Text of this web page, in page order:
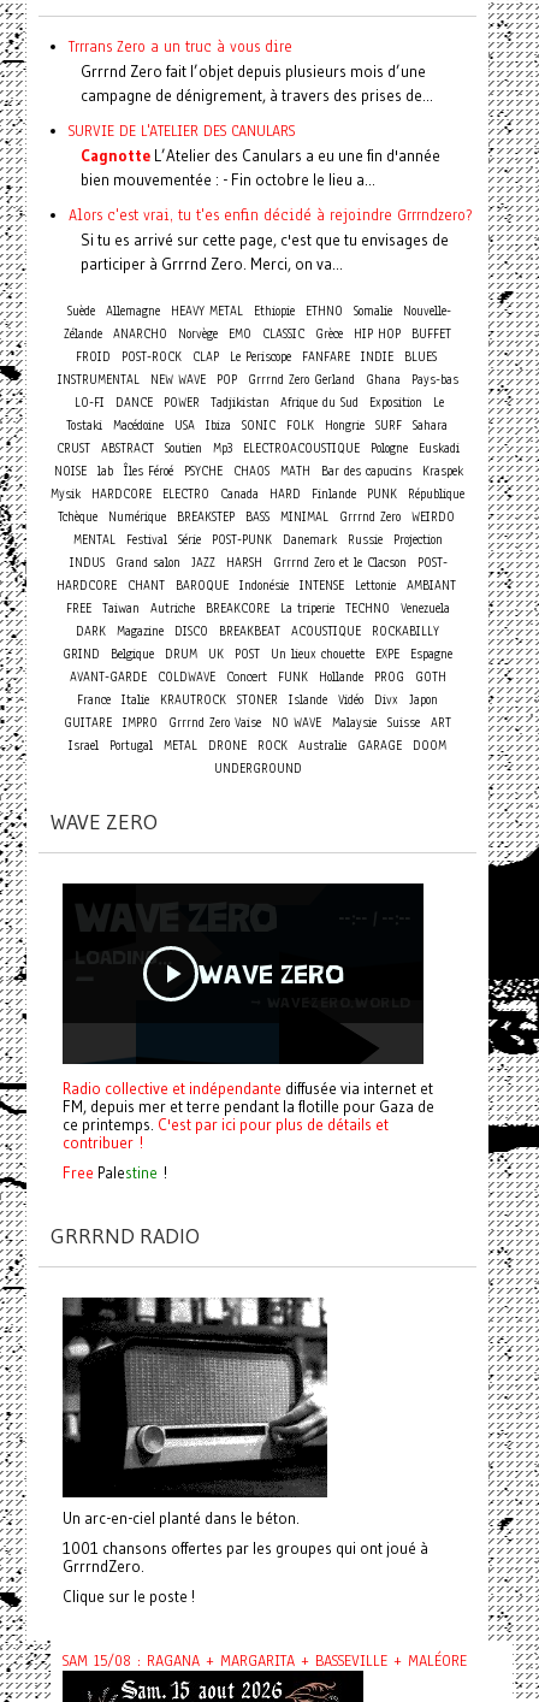
Trrrans Zero a un truc à vous dire
Grrrnd Zero fait l’objet depuis plusieurs mois d’une
campagne de dénigrement, à travers des prises de...
SURVIE DE L'ATELIER DES CANULARS
CagnotteL’Atelier des Canulars a eu une fin d'année
bien mouvementée : - Fin octobre le lieu a...
Alors c'est vrai, tu t'es enfin décidé à rejoindre Grrrndzero?
Si tu es arrivé sur cette page, c'est que tu envisages de
participer à Grrrnd Zero. Merci, on va...
Suède Allemagne HEAVY METAL Ethiopie ETHNO Somalie
Nouvelle-
Zélande ANARCHO Norvège EMO CLASSIC Grèce HIP HOP
BUFFET
FROID
POST-ROCK CLAP Le Periscope FANFARE INDIE
BLUES
INSTRUMENTAL
NEW WAVE POP Grrrnd Zero Gerland Ghana
Pays-bas
LO-FI
DANCE POWER Tadjikistan Afrique du Sud Exposition
Le
Tostaki
Macédoine USA Ibiza SONIC FOLK Hongrie SURF
Sahara
CRUST
ABSTRACT Soutien Mp3 ELECTROACOUSTIQUE Pologne
Euskadi
NOISE lab Îles Féroé PSYCHE CHAOS MATH Bar des capucins
Kraspek
Mysik
HARDCORE ELECTRO Canada HARD Finlande PUNK
République
Tchèque
Numérique BREAKSTEP BASS MINIMAL Grrrnd Zero WEIRDO
MENTAL
Festival Série POST-PUNK Danemark Russie
Projection
INDUS
Grand salon JAZZ HARSH Grrrnd Zero et le Clacson
POST-
HARDCORE
CHANT BAROQUE Indonésie INTENSE Lettonie AMBIANT
FREE
Taiwan Autriche BREAKCORE La triperie TECHNO
Venezuela
DARK Magazine DISCO BREAKBEAT ACOUSTIQUE
ROCKABILLY
GRIND
Belgique DRUM UK POST Un lieux chouette EXPE
Espagne
AVANT-GARDE
COLDWAVE Concert FUNK Hollande PROG
GOTH
France Italie KRAUTROCK STONER Islande Vidéo Divx
Japon
GUITARE IMPRO Grrrnd Zero Vaise NO WAVE Malaysie Suisse ART
Israel
Portugal METAL DRONE ROCK Australie GARAGE
DOOM
UNDERGROUND
WAVE ZERO
Radio collective et indépendante diffusée via internet et
FM, depuis mer et terre pendant la flotille pour Gaza de
ce printemps. C'est par ici pour plus de détails et
contribuer !
Free Palestine !
GRRRND RADIO
Un arc-en-ciel planté dans le béton.
1001 chansons offertes par les groupes qui ont joué à
GrrrndZero.
Clique sur le poste !
SAM 15/08 : RAGANA + MARGARITA + BASSEVILLE + MALÉORE